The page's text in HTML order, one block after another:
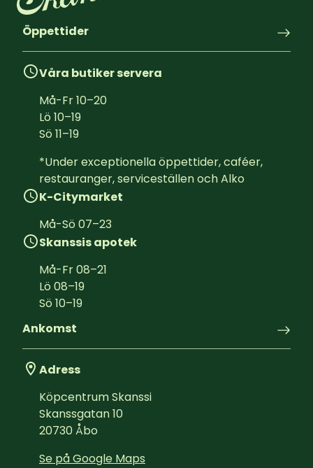
Öppettider
Våra butiker servera
Må-Fr10–20
Lö 10–19
Sö 11–19
*Under exceptionella öppettider, caféer,
restauranger, serviceställen och Alko
K-Citymarket
Må-Sö 07–23
Skanssis apotek
Må-Fr08–21
Lö 08–19
Sö 10–19
Ankomst
Adress
Köpcentrum Skanssi
Skanssgatan 10
20730 Åbo
Se på Google Maps